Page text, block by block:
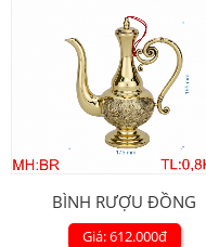
BÌNH RƯỢU ĐỒNG
Giá: 612.000đ